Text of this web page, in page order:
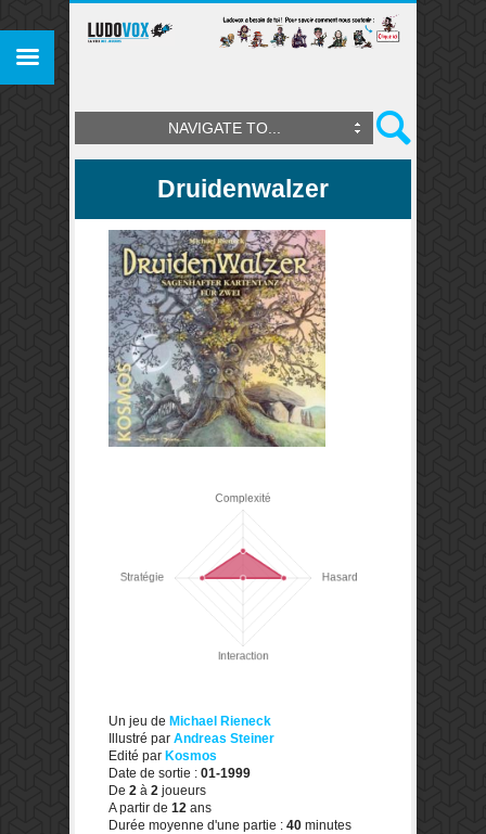
NAVIGATE TO...
Druidenwalzer
Un jeu de Michael Rieneck
Illustré par Andreas Steiner
Edité par Kosmos
Date de sortie : 01-1999
De 2 à 2 joueurs
A partir de 12 ans
Durée moyenne d'une partie : 40 minutes